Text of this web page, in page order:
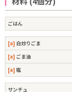
ごはん
[a] 白炒りごま
[a] ごま油
[a] 塩
サンチュ